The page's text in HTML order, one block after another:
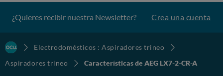
¿Quieres recibir nuestra Newsletter? Crea una cuenta
Electrodomésticos : Aspiradores trineo
Aspiradores trineo
Características de AEG LX7-2-CR-A